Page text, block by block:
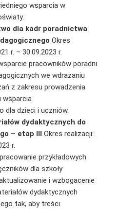
wsparcia w
dla kadr poradnictwa
Okres
r. – 30.09.2023 r.
pracowników poradni
we wdrażaniu
z zakresu prowadzenia
wsparcia
dla dzieci i uczniów.
dydaktycznych do
– etap III Okres realizacji:
r.
przykładowych
dla szkoły
i wzbogacenie
dydaktycznych
tak, aby treści